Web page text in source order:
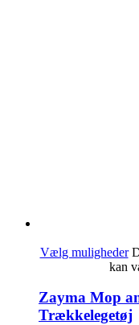
Vælg muligheder
kan
Zayma Mop
Trækkelegetøj